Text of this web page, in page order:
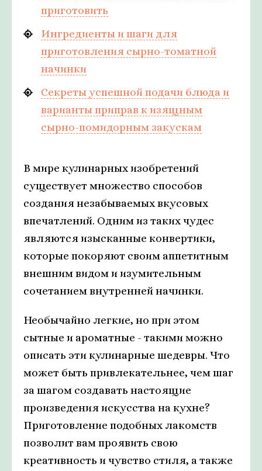
приготовить
Ингредиенты и шаги для
приготовления сырно-томатной
начинки
Секреты успешной подачи блюда и
варианты приправ к изящным
сырно-помидорным закускам
В мире кулинарных изобретений
существует множество способов
создания незабываемых вкусовых
впечатлений. Одним из таких чудес
являются изысканные конвертики,
которые покоряют своим аппетитным
внешним видом и изумительным
сочетанием внутренней начинки.
Необычайно легкие, но при этом
сытные и ароматные - такими можно
описать эти кулинарные шедевры. Что
может быть привлекательнее, чем шаг
за шагом создавать настоящие
произведения искусства на кухне?
Приготовление подобных лакомств
позволит вам проявить свою
креативность и чувство стиля, а также